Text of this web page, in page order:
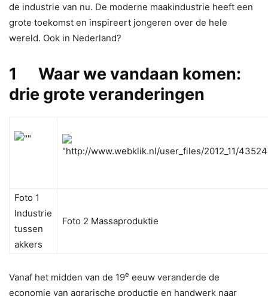
de industrie van nu. De moderne maakindustrie heeft een
grote toekomst en inspireert jongeren over de hele
wereld. Ook in Nederland?
1 Waar we vandaan komen:
drie grote veranderingen
Foto 1
Industrie
tussen
akkers
Foto 2 Massaproduktie
Vanaf het midden van de 19e eeuw veranderde de
economie van agrarische productie en handwerk naar